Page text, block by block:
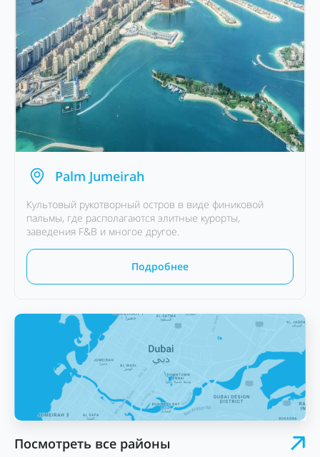
Palm Jumeirah
Культовый рукотворный остров в виде финиковой
пальмы, где располагаются элитные курорты,
заведения F&B и многое другое.
Подробнее
Посмотреть все районы